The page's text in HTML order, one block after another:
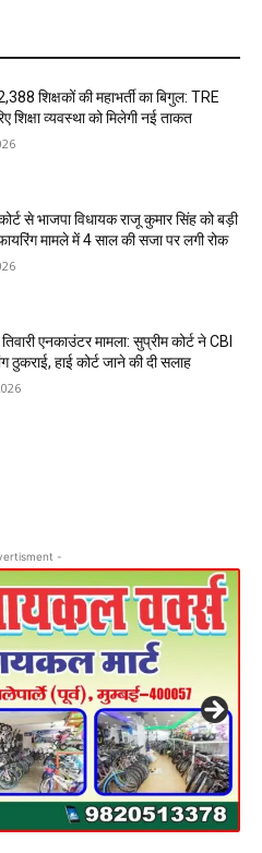
शिक्षकों की महाभर्ती का बिगुल: TRE
शिक्षा व्यवस्था को मिलेगी नई ताकत
से भाजपा विधायक राजू कुमार सिंह को बड़ी
फायरिंग मामले में 4 साल की सजा पर लगी रोक
एनकाउंटर मामला: सुप्रीम कोर्ट ने CBI
ठुकराई, हाई कोर्ट जाने की दी सलाह
-